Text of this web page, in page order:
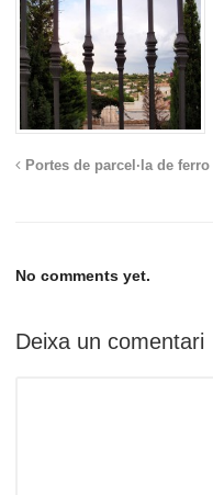
Portes de parcel·la de ferro
No comments yet.
Deixa un comentari